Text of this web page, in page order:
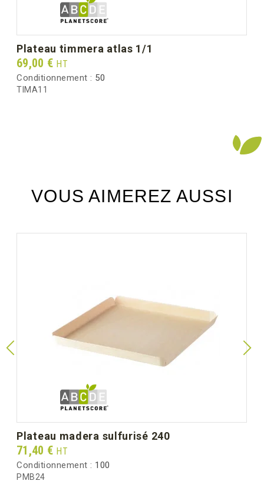
plateau timmera atlas 1/1
Prix
69,00 € HT
Conditionnement : 50
TIMA11
VOUS AIMEREZ AUSSI
plateau madera sulfurisé 240
Prix
71,40 € HT
Conditionnement : 100
PMB24